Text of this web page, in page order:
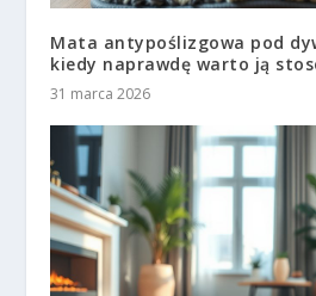
Mata antypoślizgowa pod
kiedy naprawdę warto ją
31 marca 2026